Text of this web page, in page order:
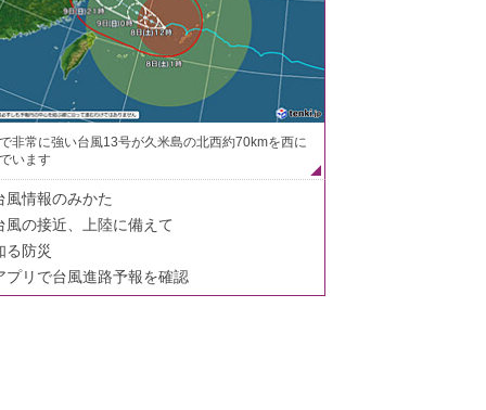
非常に強い台風13号が久米島の北西約70kmを西に
います
風情報のみかた
風の接近、上陸に備えて
る防災
プリで台風進路予報を確認